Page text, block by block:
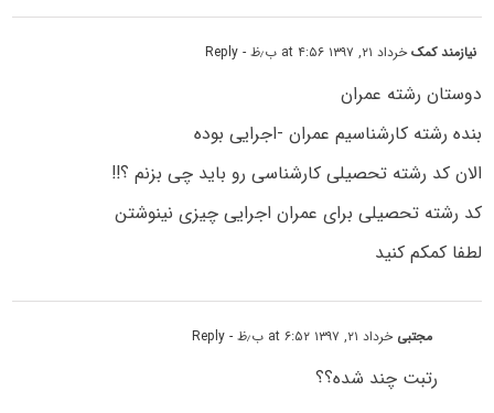
نیازمند کمکخرداد ۲۱, ۱۳۹۷ at ۴:۵۶ ب٫ظ - Reply
دوستان رشته عمران
بنده رشته کارشناسیم عمران -اجرایی بوده
الان کد رشته تحصیلی کارشناسی رو باید چی بزنم ؟!!
کد رشته تحصیلی برای عمران اجرایی چیزی نینوشتن
لطفا کمکم کنید
مجتبی خرداد ۲۱, ۱۳۹۷ at ۶:۵۲ ب٫ظ - Reply
رتبت چند شده؟؟